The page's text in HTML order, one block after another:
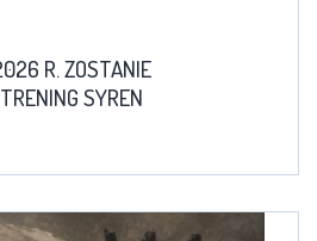
R. ZOSTANIE
SYREN